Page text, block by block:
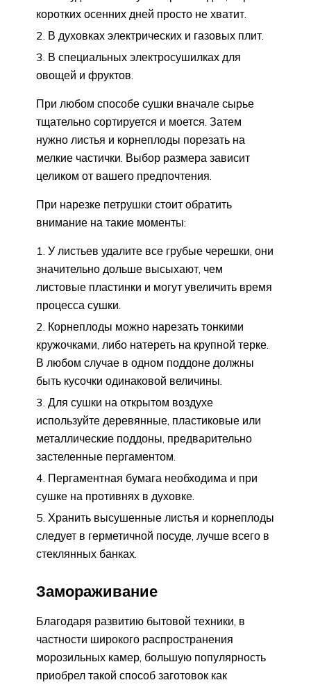
коротких осенних дней просто не хватит.
В духовках электрических и газовых плит.
В специальных электросушилках для
овощей и фруктов.
При любом способе сушки вначале сырье
тщательно сортируется и моется. Затем
нужно листья и корнеплоды порезать на
мелкие частички. Выбор размера зависит
целиком от вашего предпочтения.
При нарезке петрушки стоит обратить
внимание на такие моменты:
У листьев удалите все грубые черешки, они
значительно дольше высыхают, чем
листовые пластинки и могут увеличить время
процесса сушки.
Корнеплоды можно нарезать тонкими
кружочками, либо натереть на крупной терке.
В любом случае в одном поддоне должны
быть кусочки одинаковой величины.
Для сушки на открытом воздухе
используйте деревянные, пластиковые или
металлические поддоны, предварительно
застеленные пергаментом.
Пергаментная бумага необходима и при
сушке на противнях в духовке.
Хранить высушенные листья и корнеплоды
следует в герметичной посуде, лучше всего в
стеклянных банках.
Замораживание
Благодаря развитию бытовой техники, в
частности широкого распространения
морозильных камер, большую популярность
приобрел такой способ заготовок как